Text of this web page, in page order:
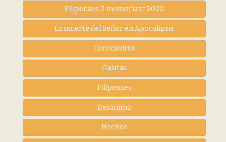
Filipenses 2 memorizar 2020
La muerte del Señor en Apocalipsis
Coronavirus
Galatas
Filipenses
Desánimo
Hechos